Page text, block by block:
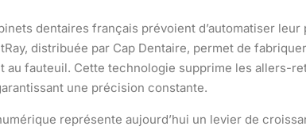
dentaires français prévoient d’automatiser leur
distribuée par Cap Dentaire, permet de
au fauteuil. Cette technologie supprime les allers-
une précision constante.
représente aujourd’hui un levier de